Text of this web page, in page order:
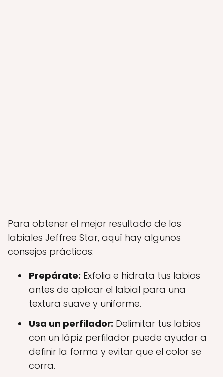
Para obtener el mejor resultado de los
labiales Jeffree Star, aquí hay algunos
consejos prácticos:
Prepárate: Exfolia e hidrata tus labios
antes de aplicar el labial para una
textura suave y uniforme.
Usa un perfilador: Delimitar tus labios
con un lápiz perfilador puede ayudar a
definir la forma y evitar que el color se
corra.